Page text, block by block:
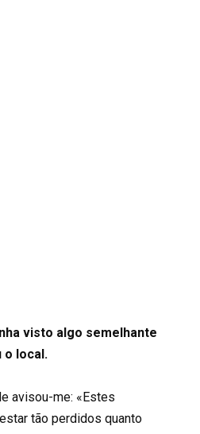
visto algo semelhante
o local.
avisou-me: «Estes
tão perdidos quanto